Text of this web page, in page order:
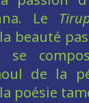
Le
beauté
de la
poésie